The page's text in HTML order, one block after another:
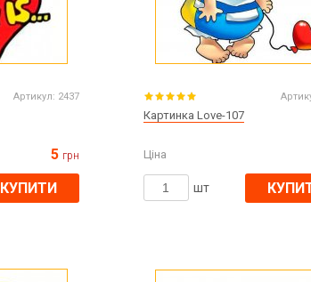
Артикул: 2437
5 грн
КУПИТИ
Картинка Love-107
Ціна
шт